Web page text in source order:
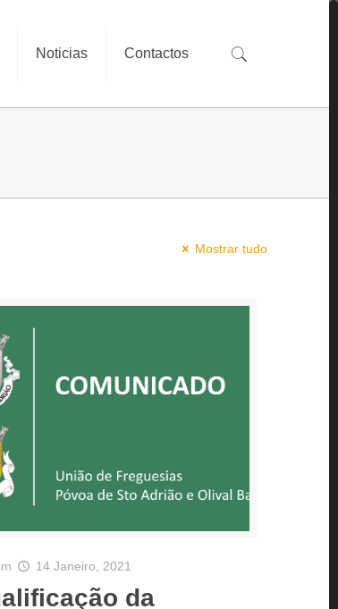
Noticias Contactos
Mostrar tudo
14 Janeiro, 2021
da